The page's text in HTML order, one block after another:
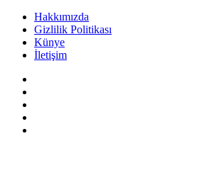
Hakkımızda
Gizlilik Politikası
Künye
İletişim